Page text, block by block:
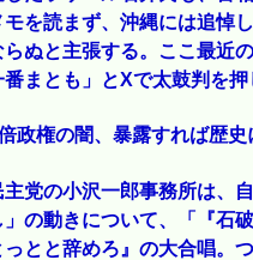
モを読まず、沖縄には追悼
らぬと主張する。ここ最近
まとも」とXで太鼓判を押
政権の闇、暴露すれば歴史
主党の小沢一郎事務所は、
」の動きについて、「『石
っとと辞めろ』の大合唱。